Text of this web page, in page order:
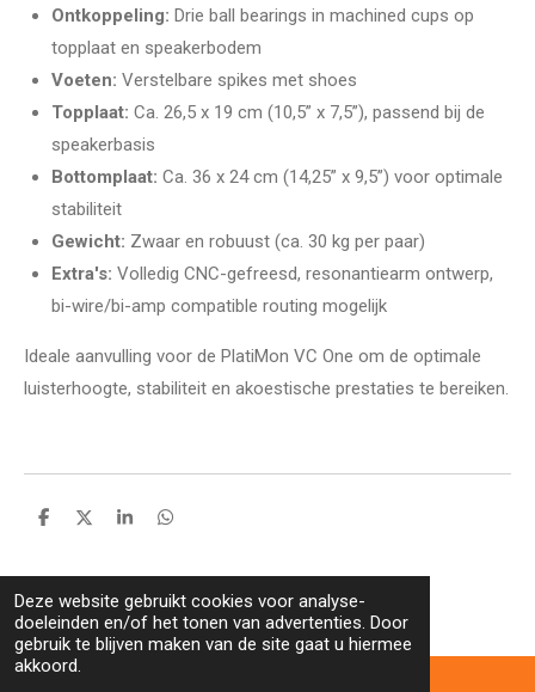
Deze website gebruikt cookies voor analyse-
doeleinden en/of het tonen van advertenties. Door
gebruik te blijven maken van de site gaat u hiermee
akkoord.
Ontkoppeling: Drie ball bearings in machined cups op
topplaat en speakerbodem
Voeten: Verstelbare spikes met shoes
Topplaat: Ca. 26,5 x 19 cm (10,5” x 7,5”), passend bij de
speakerbasis
Bottomplaat: Ca. 36 x 24 cm (14,25” x 9,5”) voor optimale
stabiliteit
Gewicht: Zwaar en robuust (ca. 30 kg per paar)
Extra's: Volledig CNC-gefreesd, resonantiearm ontwerp,
bi-wire/bi-amp compatible routing mogelijk
Ideale aanvulling voor de PlatiMon VC One om de optimale
luisterhoogte, stabiliteit en akoestische prestaties te bereiken.
D
e
n
D
l
S
r
e
D
e
n